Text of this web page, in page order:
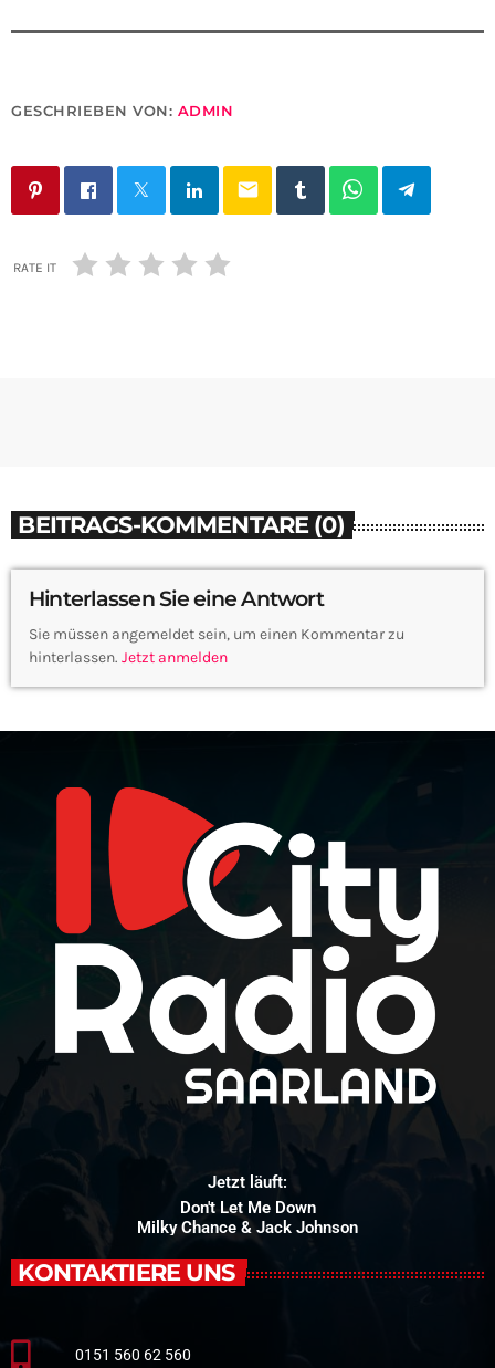
GESCHRIEBEN VON: ADMIN
email
RATE IT
BEITRAGS-KOMMENTARE (0)
Hinterlassen Sie eine Antwort
Sie müssen angemeldet sein, um einen Kommentar zu
hinterlassen. Jetzt anmelden
Jetzt läuft:
Don't Let Me Down
Milky Chance & Jack Johnson
KONTAKTIERE UNS
0151 560 62 560